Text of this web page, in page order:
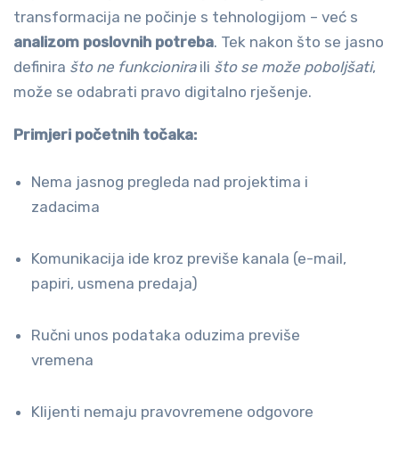
transformacija ne počinje s tehnologijom – već s
analizom poslovnih potreba. Tek nakon što se jasno
definira što ne funkcioniraili što se može poboljšati,
može se odabrati pravo digitalno rješenje.
Primjeri početnih točaka:
Nema jasnog pregleda nad projektima i
zadacima
Komunikacija ide kroz previše kanala (e-mail,
papiri, usmena predaja)
Ručni unos podataka oduzima previše
vremena
Klijenti nemaju pravovremene odgovore